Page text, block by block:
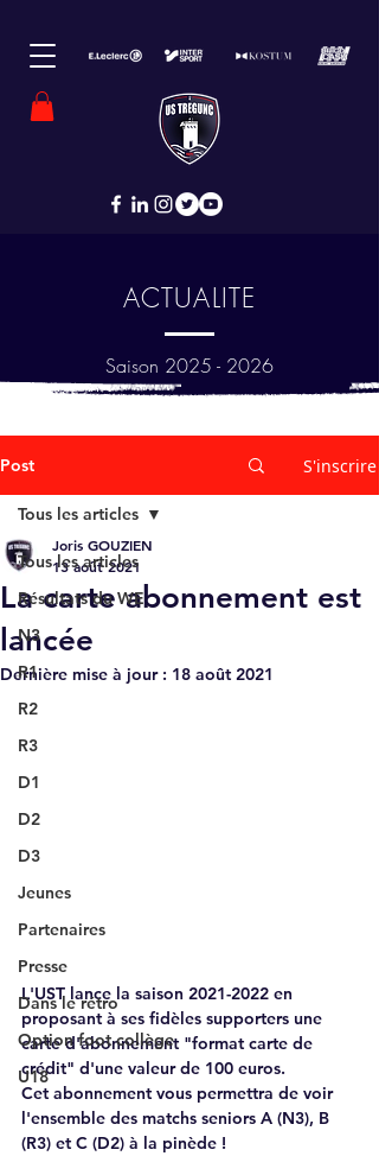
ACTUALITE
Saison 2025 - 2026
Post S'inscrire
Tous les articles
Résultats du WE
N3
R1
R2
R3
D1
D2
D3
Jeunes
Partenaires
Presse
Dans le rétro
Option foot collège
U18
Tous les articles
La carte abonnement est
lancée
Joris GOUZIEN
13 août 2021
Dernière mise à jour : 18 août 2021
L'UST lance la saison 2021-2022 en
proposant à ses fidèles supporters une
carte d'abonnement "format carte de
crédit" d'une valeur de 100 euros.
Cet abonnement vous permettra de voir
l'ensemble des matchs seniors A (N3), B
(R3) et C (D2) à la pinède !